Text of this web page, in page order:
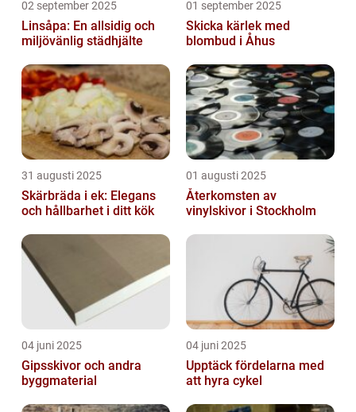
02 september 2025
Linsåpa: En allsidig och
miljövänlig städhjälte
01 september 2025
Skicka kärlek med
blombud i Åhus
31 augusti 2025
Skärbräda i ek: Elegans
och hållbarhet i ditt kök
01 augusti 2025
Återkomsten av
vinylskivor i Stockholm
04 juni 2025
Gipsskivor och andra
byggmaterial
04 juni 2025
Upptäck fördelarna med
att hyra cykel